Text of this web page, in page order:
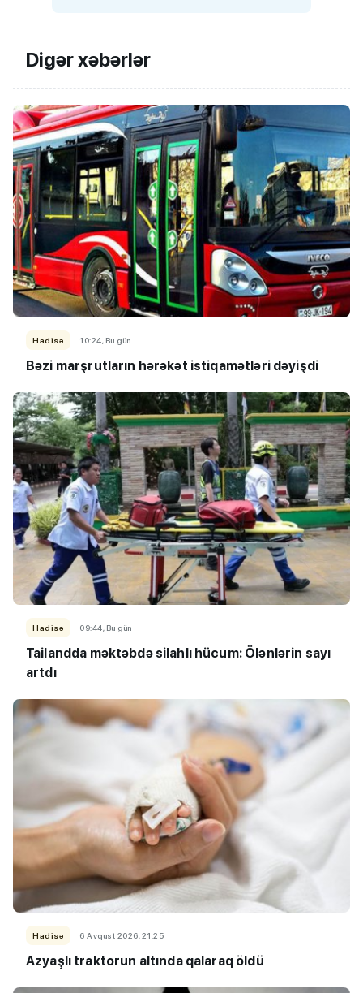
Digər xəbərlər
Hadisə 10:24, Bu gün
Bəzi marşrutların hərəkət istiqamətləri dəyişdi
Hadisə 09:44, Bu gün
Tailandda məktəbdə silahlı hücum: Ölənlərin sayı
artdı
Hadisə 6 Avqust 2026, 21:25
Azyaşlı traktorun altında qalaraq öldü